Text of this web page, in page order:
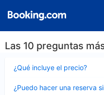
Las 10 preguntas
¿Qué incluye el precio?
cerrado
¿Puedo hacer una reserva
cerrado